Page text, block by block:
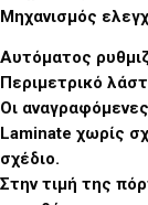
Μηχανισμός
Αυτόματος
Περιμετρικό
Οι
Laminate χωρίς
σχέδιο.
Στην τιμή της